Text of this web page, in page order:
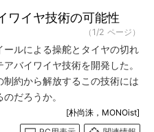
ワイヤ技術の可能性
（1/2 ページ）
ルによる操舵とタイヤの切れ
バイワイヤ技術を開発した。
約から解放するこの技術には
だろうか。
[朴尚洙，MONOist]